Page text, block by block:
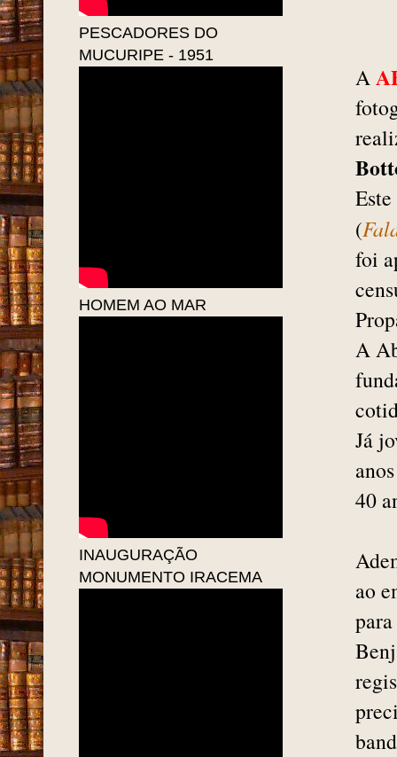
A
(
foi
A
Já
40
ao
PESCADORES DO
MUCURIPE - 1951
HOMEM AO MAR
INAUGURAÇÃO
MONUMENTO IRACEMA